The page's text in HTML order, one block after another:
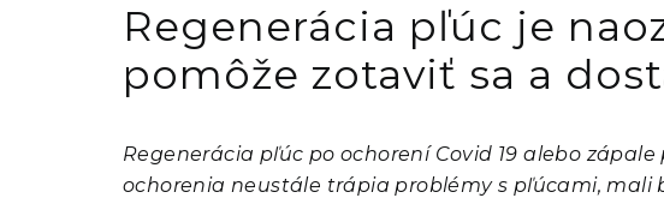
Regenerácia pľúc je
pomôže zotaviť sa a
Regenerácia pľúc po ochorení Covid 19 alebo
ochorenia neustále trápia problémy s pľúcami, mali